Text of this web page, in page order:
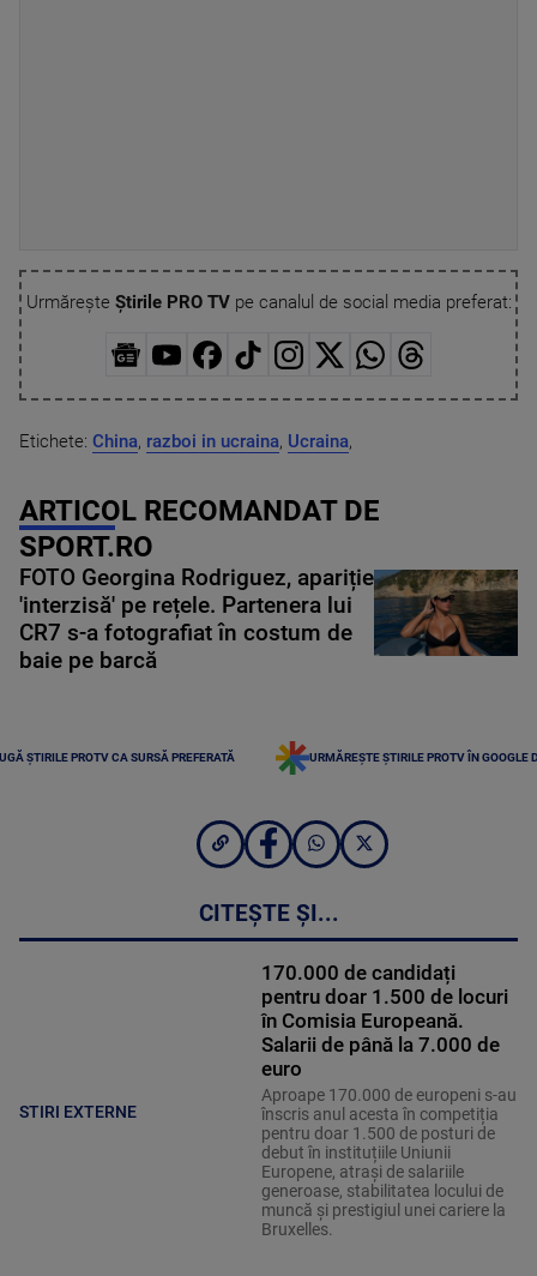
Urmărește Știrile PRO TVpe canalul de social media preferat:
Etichete: China, razboi in ucraina, Ucraina,
ARTICOL RECOMANDAT DE
SPORT.RO
FOTO Georgina Rodriguez, apariție
'interzisă' pe rețele. Partenera lui
CR7 s-a fotografiat în costum de
baie pe barcă
ȘTIRILE PROTV CA SURSĂ PREFERATĂ URMĂREȘTE ȘTIRILE PROTV ÎN GOOGLE
CITEȘTE ȘI...
STIRI EXTERNE
170.000 de candidați
pentru doar 1.500 de locuri
în Comisia Europeană.
Salarii de până la 7.000 de
euro
Aproape 170.000 de europeni s-au
înscris anul acesta în competiția
pentru doar 1.500 de posturi de
debut în instituțiile Uniunii
Europene, atrași de salariile
generoase, stabilitatea locului de
muncă și prestigiul unei cariere la
Bruxelles.